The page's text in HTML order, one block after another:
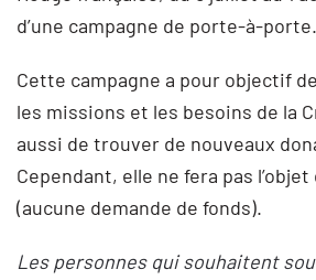
d’une campagne de porte-à-porte.
Cette campagne a pour objectif
les missions et les besoins de la
aussi de trouver de nouveaux
Cependant, elle ne fera pas l’objet
(aucune demande de fonds).
Les personnes qui souhaitent